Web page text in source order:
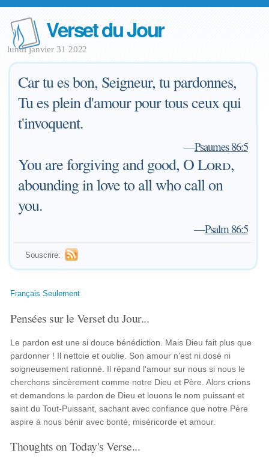
Verset du Jour
lundi janvier 31 2022
Car tu es bon, Seigneur, tu pardonnes,
Tu es plein d'amour pour tous ceux qui
t'invoquent.
—Psaumes 86:5
You are forgiving and good, OLord,
abounding in love to all who call on
you.
—Psalm 86:5
Souscrire:
Français Seulement
Pensées sur le Verset du Jour...
Le pardon est une si douce bénédiction. Mais Dieu fait plus que
pardonner ! Il nettoie et oublie. Son amour n'est ni dosé ni
soigneusement rationné. Il répand l'amour sur nous si nous le
cherchons sincèrement comme notre Dieu et Père. Alors crions
et demandons le pardon de Dieu et louons le nom puissant et
saint du Tout-Puissant, sachant avec confiance que notre Père
aspire à nous bénir avec bonté, miséricorde et amour.
Thoughts on Today's Verse...